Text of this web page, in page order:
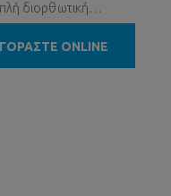
διορθωτική
κατά των ατελειών
λιπαρό δέρμα με τάση
του μικροβιώματος.
ONLINE